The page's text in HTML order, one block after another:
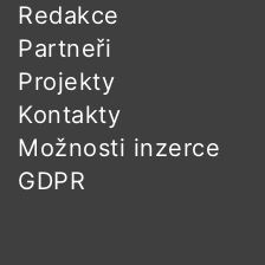
Redakce
Partneři
Projekty
Kontakty
Možnosti inzerce
GDPR